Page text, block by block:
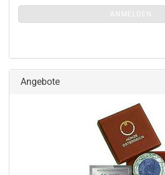
ANMELDEN
Angebote